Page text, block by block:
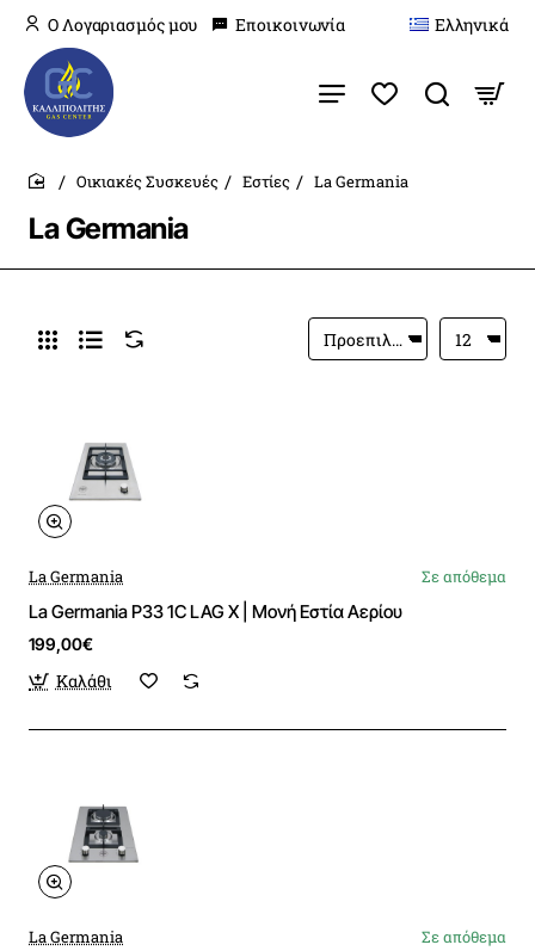
O Λογαριασμός μου Εποικοινωνία Ελληνικά
La Germania
home
Οικιακές Συσκευές Εστίες La Germania
La Germania Σε απόθεμα
La Germania P33 1C LAG X | Μονή Εστία Αερίου
199,00€
Καλάθι
La Germania Σε απόθεμα